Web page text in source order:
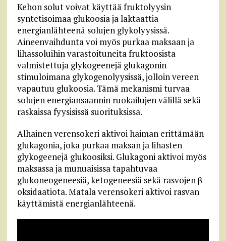
Kehon solut voivat käyttää fruktolyysin
syntetisoimaa glukoosia ja laktaattia
energianlähteenä solujen glykolyysissä.
Aineenvaihdunta voi myös purkaa maksaan ja
lihassoluihin varastoituneita fruktoosista
valmistettuja glykogeenejä glukagonin
stimuloimana glykogenolyysissä, jolloin vereen
vapautuu glukoosia. Tämä mekanismi turvaa
solujen energiansaannin ruokailujen välillä sekä
raskaissa fyysisissä suorituksissa.
Alhainen verensokeri aktivoi haiman erittämään
glukagonia, joka purkaa maksan ja lihasten
glykogeenejä glukoosiksi. Glukagoni aktivoi myös
maksassa ja munuaisissa tapahtuvaa
glukoneogeneesiä, ketogeneesiä sekä rasvojen β-
oksidaatiota. Matala verensokeri aktivoi rasvan
käyttämistä energianlähteenä.